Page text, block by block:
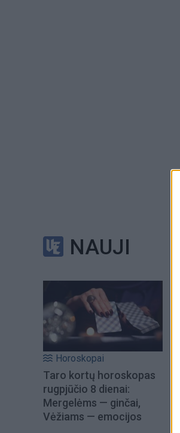
NAUJI
Horoskopai
Taro kortų horoskopas
rugpjūčio 8 dienai:
Mergelėms — ginčai,
Vėžiams — emocijos